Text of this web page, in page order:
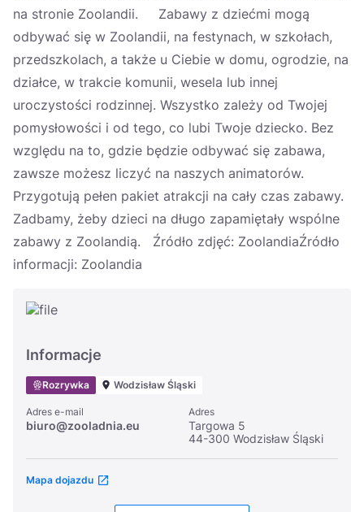
na stronie Zoolandii. Zabawy z dziećmi mogą
odbywać się w Zoolandii, na festynach, w szkołach,
przedszkolach, a także u Ciebie w domu, ogrodzie, na
działce, w trakcie komunii, wesela lub innej
uroczystości rodzinnej. Wszystko zależy od Twojej
pomysłowości i od tego, co lubi Twoje dziecko. Bez
względu na to, gdzie będzie odbywać się zabawa,
zawsze możesz liczyć na naszych animatorów.
Przygotują pełen pakiet atrakcji na cały czas zabawy.
Zadbamy, żeby dzieci na długo zapamiętały wspólne
zabawy z Zoolandią. Źródło zdjęć: ZoolandiaŹródło
informacji: Zoolandia
Informacje
Rozrywka Wodzisław Śląski
Adres e-mail
biuro@zooladnia.eu
Adres
Targowa 5
44-300 Wodzisław Śląski
Mapa dojazdu